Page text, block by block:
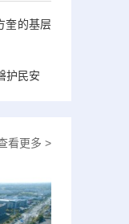
奎的基层
护民安
看更多 >